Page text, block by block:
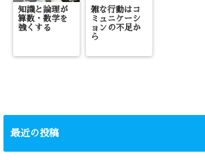
知識と論理が
算数・数学を
強くする
雑な行動はコ
ミュニケーシ
ョンの不足か
ら
最近の投稿